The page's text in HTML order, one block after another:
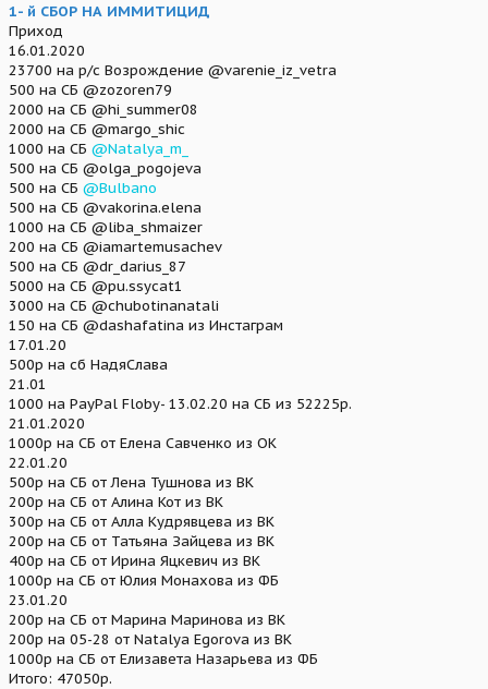
1- й СБОР НА ИММИТИЦИД
Приход
16.01.2020
23700 на р/с Возрождение @varenie_iz_vetra
500 на СБ @zozoren79
2000 на СБ @hi_summer08
2000 на СБ @margo_shic
1000 на СБ @Natalya_m_
500 на СБ @olga_pogojeva
500 на СБ @Bulbano
500 на СБ @vakorina.elena
1000 на СБ @liba_shmaizer
200 на СБ @iamartemusachev
500 на СБ @dr_darius_87
5000 на СБ @pu.ssycat1
3000 на СБ @chubotinanatali
150 на СБ @dashafatina из Инстаграм
17.01.20
500р на сб НадяСлава
21.01
1000 на PayPal Floby- 13.02.20 на СБ из 52225р.
21.01.2020
1000р на СБ от Елена Савченко из ОК
22.01.20
500р на СБ от Лена Тушнова из ВК
200р на СБ от Алина Кот из ВК
300р на СБ от Алла Кудрявцева из ВК
200р на СБ от Татьяна Зайцева из ВК
400р на СБ от Ирина Яцкевич из ВК
1000р на СБ от Юлия Монахова из ФБ
23.01.20
200р на СБ от Марина Маринова из ВК
200р на 05-28 от Natalya Egorova из ВК
1000р на СБ от Елизавета Назарьева из ФБ
Итого: 47050р.